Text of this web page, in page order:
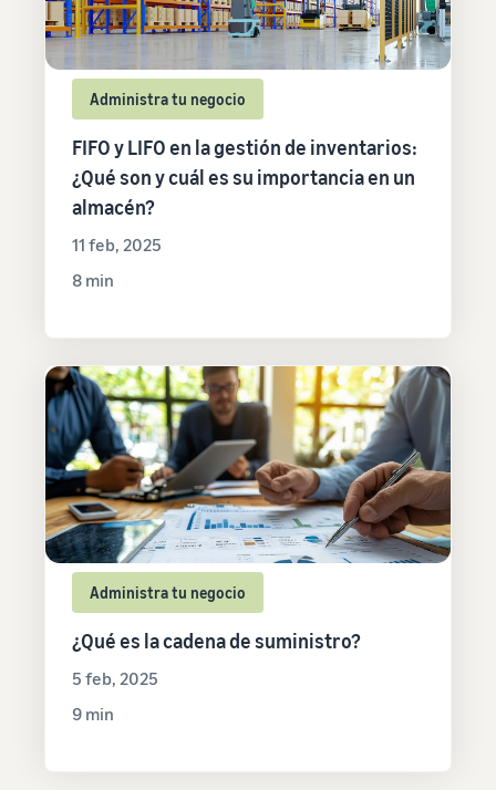
Administra tu negocio
FIFO y LIFO en la gestión de inventarios:
¿Qué son y cuál es su importancia en un
almacén?
11 feb, 2025
8 min
Administra tu negocio
¿Qué es la cadena de suministro?
5 feb, 2025
9 min